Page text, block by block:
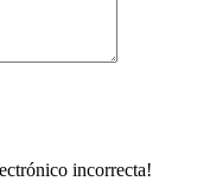
incorrecta!